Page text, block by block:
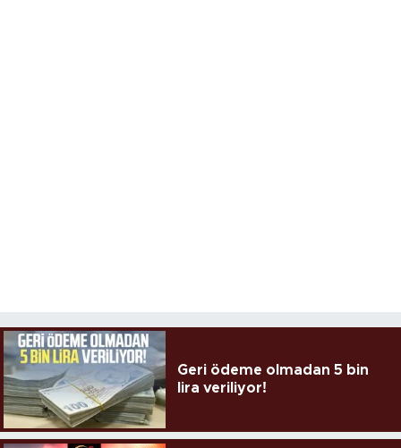
Geri ödeme olmadan 5 bin
lira veriliyor!